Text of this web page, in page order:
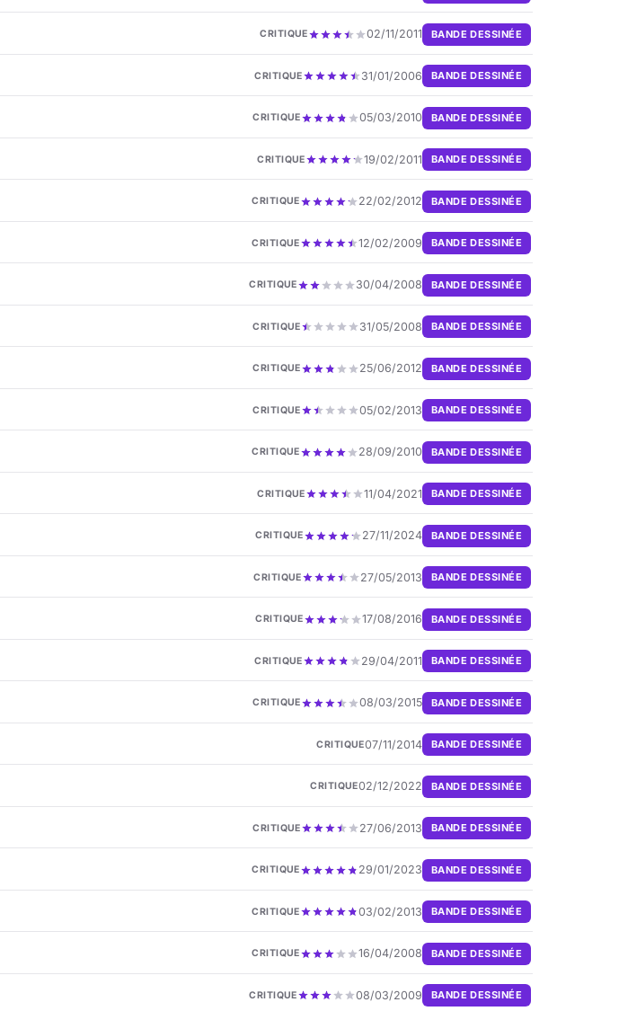
CRITIQUE 02/11/2011 BANDE DESSINÉE
CRITIQUE 31/01/2006 BANDE DESSINÉE
CRITIQUE 05/03/2010 BANDE DESSINÉE
CRITIQUE 19/02/2011 BANDE DESSINÉE
CRITIQUE 22/02/2012 BANDE DESSINÉE
CRITIQUE 12/02/2009 BANDE DESSINÉE
CRITIQUE 30/04/2008 BANDE DESSINÉE
CRITIQUE 31/05/2008 BANDE DESSINÉE
CRITIQUE 25/06/2012 BANDE DESSINÉE
CRITIQUE 05/02/2013 BANDE DESSINÉE
CRITIQUE 28/09/2010 BANDE DESSINÉE
CRITIQUE 11/04/2021 BANDE DESSINÉE
CRITIQUE 27/11/2024 BANDE DESSINÉE
CRITIQUE 27/05/2013 BANDE DESSINÉE
CRITIQUE 17/08/2016 BANDE DESSINÉE
CRITIQUE 29/04/2011 BANDE DESSINÉE
CRITIQUE 08/03/2015 BANDE DESSINÉE
CRITIQUE07/11/2014 BANDE DESSINÉE
CRITIQUE02/12/2022 BANDE DESSINÉE
CRITIQUE 27/06/2013 BANDE DESSINÉE
CRITIQUE 29/01/2023 BANDE DESSINÉE
CRITIQUE 03/02/2013 BANDE DESSINÉE
CRITIQUE 16/04/2008 BANDE DESSINÉE
CRITIQUE 08/03/2009 BANDE DESSINÉE